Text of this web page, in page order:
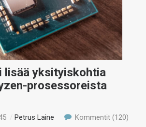
lisää yksityiskohtia
prosessoreista
/ Petrus Laine Kommentit (120)